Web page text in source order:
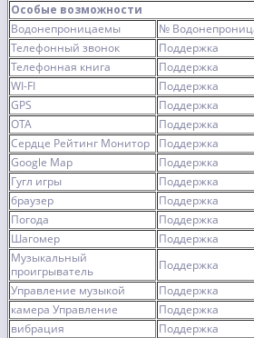
Особые возможности
Водонепроницаемы
№
Телефонный звонок
Поддержка
Телефонная книга
Поддержка
WI-FI
Поддержка
GPS
Поддержка
OTA
Поддержка
Сердце Рейтинг Монитор
Поддержка
Google Map
Поддержка
Гугл игры
Поддержка
браузер
Поддержка
Погода
Поддержка
Шагомер
Поддержка
Музыкальный
проигрыватель
Поддержка
Управление музыкой
Поддержка
камера Управление
Поддержка
вибрация
Поддержка